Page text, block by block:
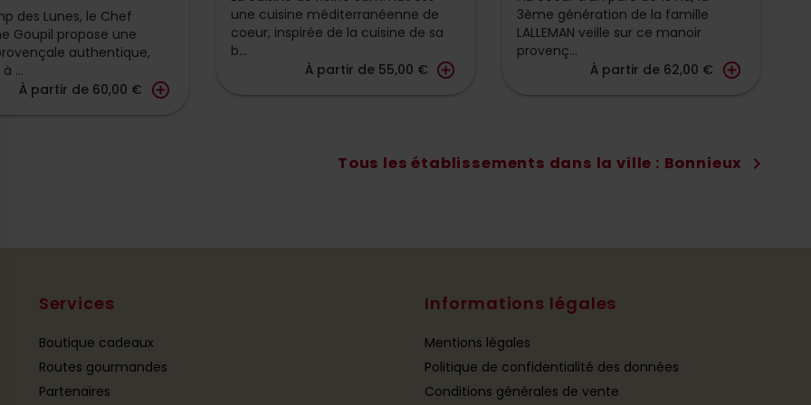
des Lunes, le Chef
Goupil propose une
authentique,
...
À partir de 60,00 € add_circle_outline
une cuisine méditerranéenne de
coeur, inspirée de la cuisine de sa
b...
À partir de 55,00 € add_circle_outline
3ème génération de la famille
LALLEMAN veille sur ce manoir
provenç...
À partir de 62,00 € add_circle_outline
Tous les établissements dans la ville : Bonnieux chevron_right
Services
Boutique cadeaux
Routes gourmandes
Partenaires
Informations légales
Mentions légales
Politique de confidentialité des données
Conditions générales de vente